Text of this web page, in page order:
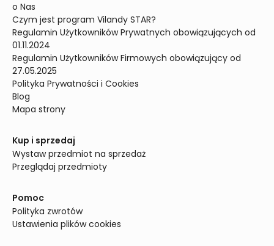
o Nas
Czym jest program Vilandy STAR?
Regulamin Użytkowników Prywatnych obowiązujących od
01.11.2024
Regulamin Użytkowników Firmowych obowiązujący od
27.05.2025
Polityka Prywatności i Cookies
Blog
Mapa strony
Kup i sprzedaj
Wystaw przedmiot na sprzedaż
Przeglądaj przedmioty
Pomoc
Polityka zwrotów
Ustawienia plików cookies